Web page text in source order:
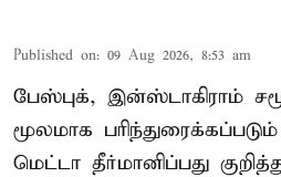
Published on: 09 Aug 2026, 8:53 am
பேஸ்புக், இன்ஸ்டாகிராம்
மூலமாக
மெட்டா தீர்மானிப்பது